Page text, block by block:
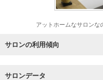
アットホームなサロンな
サロンの利用傾向
サロンデータ